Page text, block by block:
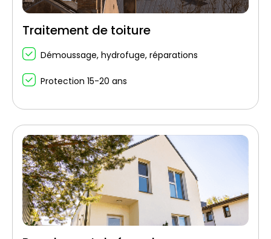
Traitement de toiture
Démoussage, hydrofuge, réparations
Protection 15-20 ans